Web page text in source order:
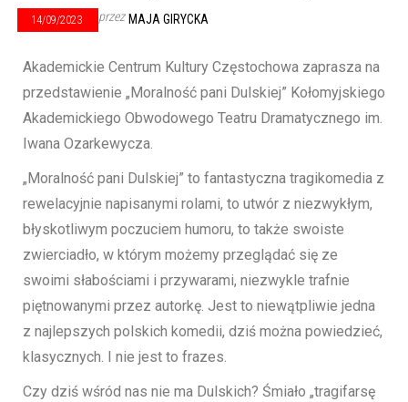
14/09/2023 przez MAJA GIRYCKA
Akademickie Centrum Kultury Częstochowa zaprasza na
przedstawienie „Moralność pani Dulskiej” Kołomyjskiego
Akademickiego Obwodowego Teatru Dramatycznego im.
Iwana Ozarkewycza.
„Moralność pani Dulskiej” to fantastyczna tragikomedia z
rewelacyjnie napisanymi rolami, to utwór z niezwykłym,
błyskotliwym poczuciem humoru, to także swoiste
zwierciadło, w którym możemy przeglądać się ze
swoimi słabościami i przywarami, niezwykle trafnie
piętnowanymi przez autorkę. Jest to niewątpliwie jedna
z najlepszych polskich komedii, dziś można powiedzieć,
klasycznych. I nie jest to frazes.
Czy dziś wśród nas nie ma Dulskich? Śmiało „tragifarsę